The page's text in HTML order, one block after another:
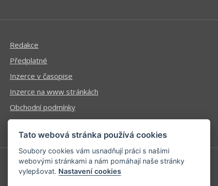
Redakce
Předplatné
Inzerce v časopise
Inzerce na www stránkách
Obchodní podmínky
Ochrana osobních údajů
Příhlášení | Registrace
Tato webová stránka používá cookies
Soubory cookies vám usnadňují práci s našimi
webovými stránkami a nám pomáhají naše stránky
vylepšovat. Nastavení cookies